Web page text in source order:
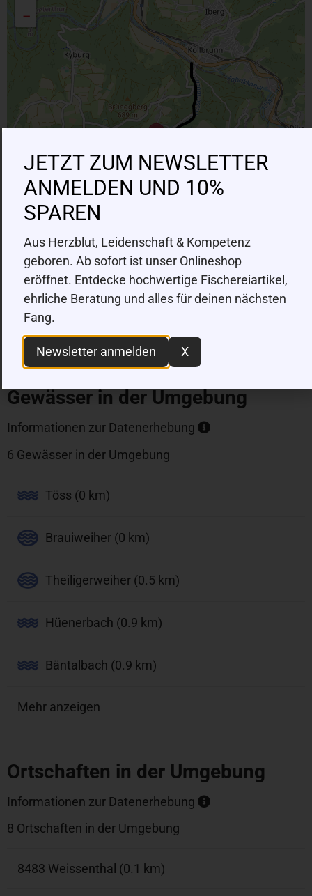
−
Gewässer in der Umgebung
Informationen zur Datenerhebung
6 Gewässer in der Umgebung
Töss (0 km)
Brauiweiher (0 km)
Theiligerweiher (0.5 km)
Hüenerbach (0.9 km)
Bäntalbach (0.9 km)
Mehr anzeigen
Ortschaften in der Umgebung
Informationen zur Datenerhebung
8 Ortschaften in der Umgebung
8483 Weissenthal (0.1 km)
JETZT ZUM NEWSLETTER
ANMELDEN UND 10%
SPAREN
Aus Herzblut, Leidenschaft & Kompetenz
geboren. Ab sofort ist unser Onlineshop
eröffnet. Entdecke hochwertige Fischereiartikel,
ehrliche Beratung und alles für deinen nächsten
Fang.
Newsletter anmelden X